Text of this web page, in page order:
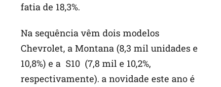
fatia de 18,3%.
Na sequência vêm dois modelos
Chevrolet, a Montana (8,3 mil unidades e
10,8%) e a S10 (7,8 mil e 10,2%,
respectivamente). a novidade este ano é